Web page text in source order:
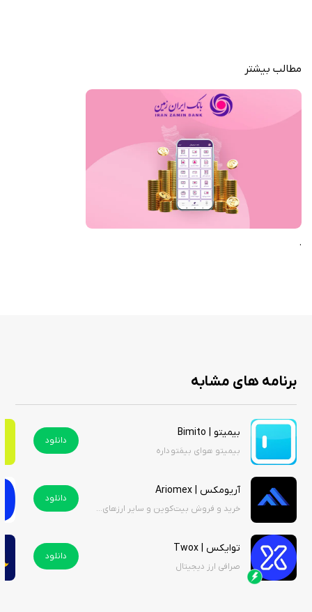
همراه بانک ایران زمین انتخاب مناسبی برای کاربرانی است که به دنبال انجام کامل
امور بانکی از طریق آیفون هستند. تنوع خدمات، امنیت مناسب و پوشش
نیازهای روزمره مالی باعث شده این برنامه نقش یک شعبه همیشه‌در‌دسترس را
بازی کند. اگر سرعت و نظم در مدیریت مالی برایتان مهم است، این اپلیکیشن
می‌تواند گزینه قابل اتکایی باشد. شما می‌توانید آن را از سیب ایرانی دانلود کنید.
مطالب بیشتر
.
برنامه های مشابه
بیمیتو | Bimito
بیمیتو هوای بیمَتو داره
دانلود
آریومکس | Ariomex
خرید و فروش بیت‌کوین و سایر ارزهای دیجیتال
دانلود
توایکس | Twox
صرافی ارز دیجیتال
دانلود